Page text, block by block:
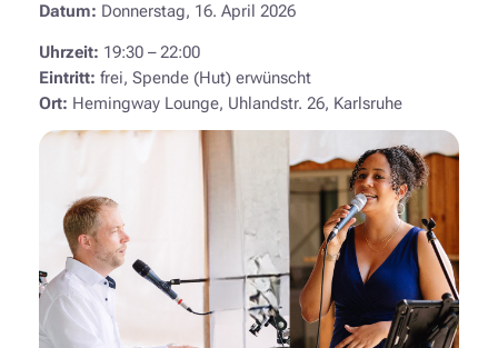
Datum: Donnerstag, 16. April 2026
Uhrzeit: 19:30 – 22:00
Eintritt: frei, Spende (Hut) erwünscht
Ort: Hemingway Lounge, Uhlandstr. 26, Karlsruhe